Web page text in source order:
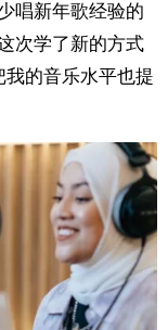
唱新年歌经验的
次学了新的方式
的音乐水平也提